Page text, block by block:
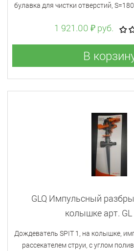
булавка для чистки отверстий,
1 921.00 ₽ руб.
В
GLQ Импульсный
колышке арт.
Дождеватель SPIT 1, на колышке,
рассекателем струи, с углом